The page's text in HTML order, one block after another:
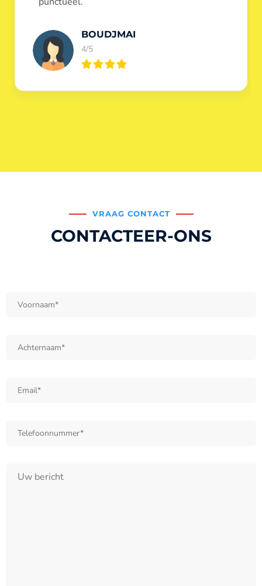
Eric Garfield
5/5
VRAAG CONTACT
CONTACTEER-ONS